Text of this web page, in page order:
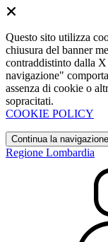
Questo sito utilizza
chiusura del banner
contraddistinto dalla
navigazione"
assenza di cookie o
sopracitati.
COOKIE POLICY
Continua la navigazione
Regione Lombardia